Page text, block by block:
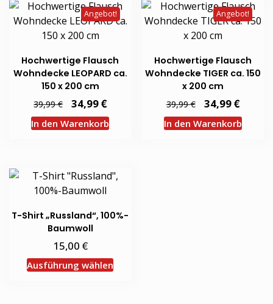
Angebot!
Hochwertige Flausch
Wohndecke LEOPARD ca.
150 x 200 cm
39,99€ Ursprünglicher
Preis
war:
39,99 €
34,99€Aktueller
Preis
ist:
34,99 €.
In den Warenkorb
Angebot!
Hochwertige Flausch
Wohndecke TIGER ca. 150
x 200 cm
39,99€ Ursprünglicher
Preis
war:
39,99 €
34,99€
Preis
ist:
34,99
In den Warenkorb
T-Shirt „Russland“, 100%-
Baumwoll
15,00 €
Ausführung wählenDieses